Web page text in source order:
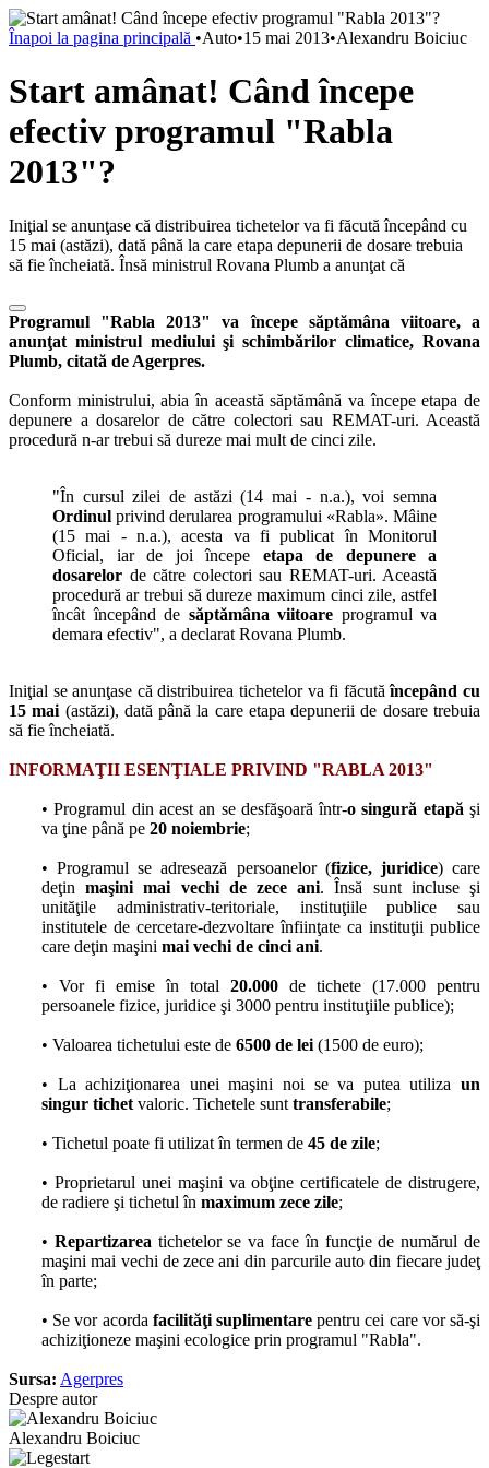
Înapoi la pagina principală •Auto•15 mai 2013•Alexandru Boiciuc
Start amânat! Când începe
efectiv programul "Rabla
2013"?
Iniţial se anunţase că distribuirea tichetelor va fi făcută începând cu
15 mai (astăzi), dată până la care etapa depunerii de dosare trebuia
să fie încheiată. Însă ministrul Rovana Plumb a anunţat că
Programul "Rabla 2013" va începe săptămâna viitoare, a
anunţat ministrul mediului şi schimbărilor climatice, Rovana
Plumb, citată de Agerpres.
Conform ministrului, abia în această săptămână va începe etapa de
depunere a dosarelor de către colectori sau REMAT-uri. Această
procedură n-ar trebui să dureze mai mult de cinci zile.
"În cursul zilei de astăzi (14 mai - n.a.), voi semna
Ordinul privind derularea programului «Rabla». Mâine
(15 mai - n.a.), acesta va fi publicat în Monitorul
Oficial, iar de joi începe etapa de depunere a
dosarelor de către colectori sau REMAT-uri. Această
procedură ar trebui să dureze maximum cinci zile, astfel
încât începând de săptămâna viitoare programul va
demara efectiv", a declarat Rovana Plumb.
Iniţial se anunţase că distribuirea tichetelor va fi făcutăîncepând cu
15 mai (astăzi), dată până la care etapa depunerii de dosare trebuia
să fie încheiată.
INFORMAŢII ESENŢIALE PRIVIND "RABLA 2013"
• Programul din acest an se desfăşoară într-o singură etapă şi
va ţine până pe 20 noiembrie;
• Programul se adresează persoanelor (fizice, juridice) care
deţinmaşini mai vechi de zece ani. Însă sunt incluse şi
unităţile administrativ-teritoriale, instituţiile publice sau
institutele de cercetare-dezvoltare înfiinţate ca instituţii publice
care deţin maşini mai vechi de cinci ani.
• Vor fi emise în total 20.000 de tichete (17.000 pentru
persoanele fizice, juridice şi 3000 pentru instituţiile publice);
• Valoarea tichetului este de 6500 de lei (1500 de euro);
• La achiziţionarea unei maşini noi se va putea utiliza un
singur tichet valoric. Tichetele sunt transferabile;
• Tichetul poate fi utilizat în termen de 45 de zile;
• Proprietarul unei maşini va obţine certificatele de distrugere,
de radiere şi tichetul în maximum zece zile;
• Repartizarea tichetelor se va face în funcţie de numărul de
maşini mai vechi de zece ani din parcurile auto din fiecare judeţ
în parte;
• Se vor acorda facilităţi suplimentare pentru cei care vor să-şi
achiziţioneze maşini ecologice prin programul "Rabla".
Sursa: Agerpres
Despre autor
Alexandru Boiciuc